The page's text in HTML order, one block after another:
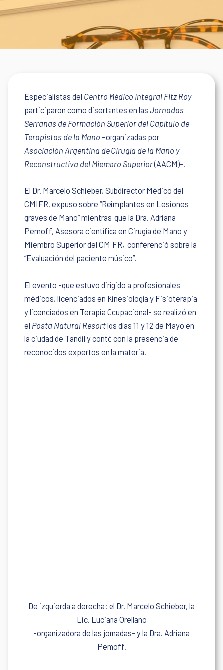
Especialistas del Centro Médico Integral Fitz Roy
participaron como disertantes en lasJornadas
Serranas de Formación Superior del Capítulo de
Terapistas de la Mano –organizadas por
Asociación Argentina de Cirugía de la Mano y
Reconstructiva del Miembro Superior(AACM)-.
El Dr. Marcelo Schieber, Subdirector Médico del
CMIFR, expuso sobre “Reimplantes en Lesiones
graves de Mano” mientras que la Dra. Adriana
Pemoff, Asesora científica en Cirugía de Mano y
Miembro Superior del CMIFR, conferenció sobre la
“Evaluación del paciente músico”.
El evento -que estuvo dirigido a profesionales
médicos, licenciados en Kinesiología y Fisioterapia
y licenciados en Terapia Ocupacional- se realizó en
el Posta Natural Resortlos días 11 y 12 de Mayo en
la ciudad de Tandil y contó con la presencia de
reconocidos expertos en la materia.